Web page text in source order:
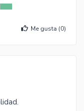
Me gusta (0)